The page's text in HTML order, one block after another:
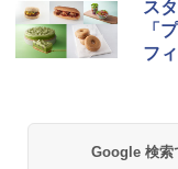
1
ス
「
フ
Google 検索